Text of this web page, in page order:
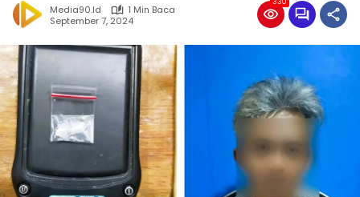
Media90.id
1 Min Baca
September 7, 2024